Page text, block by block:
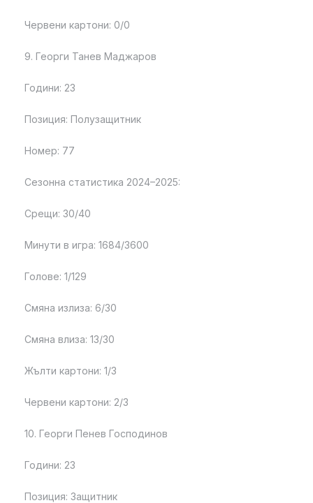
Червени картони: 0/0
9. Георги Танев Маджаров
Години: 23
Позиция: Полузащитник
Номер: 77
Сезонна статистика 2024–2025:
Срещи: 30/40
Минути в игра: 1684/3600
Голове: 1/129
Смяна излиза: 6/30
Смяна влиза: 13/30
Жълти картони: 1/3
Червени картони: 2/3
10. Георги Пенев Господинов
Години: 23
Позиция: Защитник